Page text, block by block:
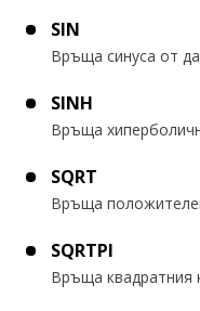
SIN
Връща синуса от
SINH
Връща
SQRT
Връща
SQRTPI
Връща квадратния